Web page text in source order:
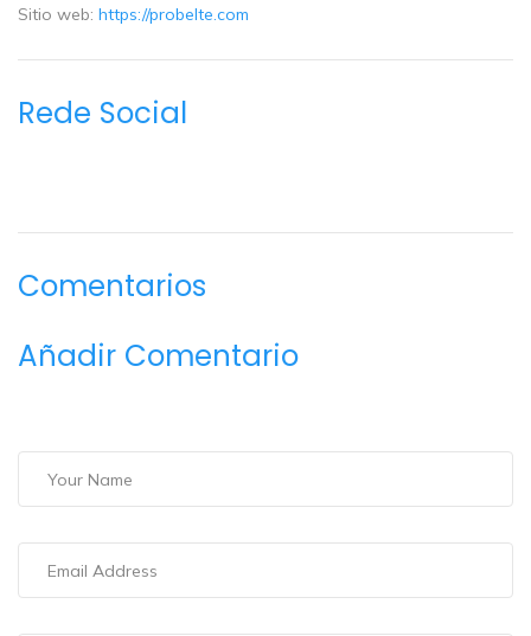
Sitio web: https://probelte.com
Rede Social
Comentarios
Añadir Comentario